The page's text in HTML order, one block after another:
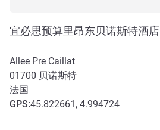
宜必思预算里昂东贝诺斯特酒店
Allee Pre Caillat
01700 贝诺斯特
法国
GPS:45.822661, 4.994724